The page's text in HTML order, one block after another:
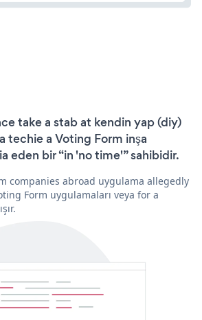
take a stab at kendin yap (diy)
techie a Voting Form inşa
eden bir “in 'no time'” sahibidir.
companies abroad uygulama allegedly
Form uygulamaları veya for a